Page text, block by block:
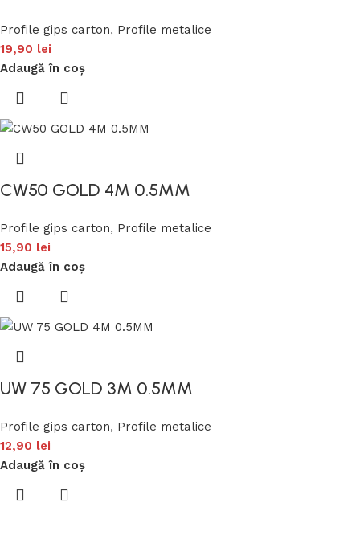
Profile gips carton, Profile metalice
19,90 lei
Adaugă în coș
CW50 GOLD 4M 0.5MM
Profile gips carton, Profile metalice
15,90 lei
Adaugă în coș
UW 75 GOLD 3M 0.5MM
Profile gips carton, Profile metalice
12,90 lei
Adaugă în coș